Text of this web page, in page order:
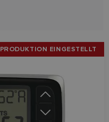
PRODUKTION EINGESTELLT